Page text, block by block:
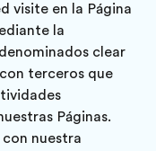
visite en la Página
la
clear
terceros que
Páginas.
nuestra